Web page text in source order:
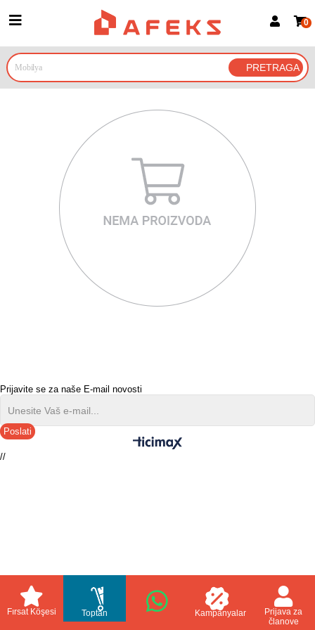
Prijava za članove
Prijavite se Google nalogom
0
Prijavite se za naše E-mail novosti
Poslati
//
Fırsat Köşesi Toptan Kampanyalar
Prijava za
članove